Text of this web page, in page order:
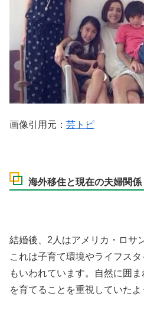
画像引用元： 芸トピ
海外移住と現在の夫婦関係
結婚後、2人はアメリカ・ロサ
これは子育て環境やライフス
もいわれています。自然に囲
を育てることを重視していたよ